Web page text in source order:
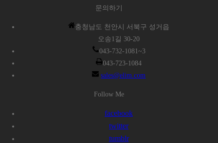
문의하기
충청남도 천안시 서북구 성거읍
오송1길 30-20
043-732-1081~3
043-723-1084
sales@elim.com
Follow Me
facebook
twitter
tumblr